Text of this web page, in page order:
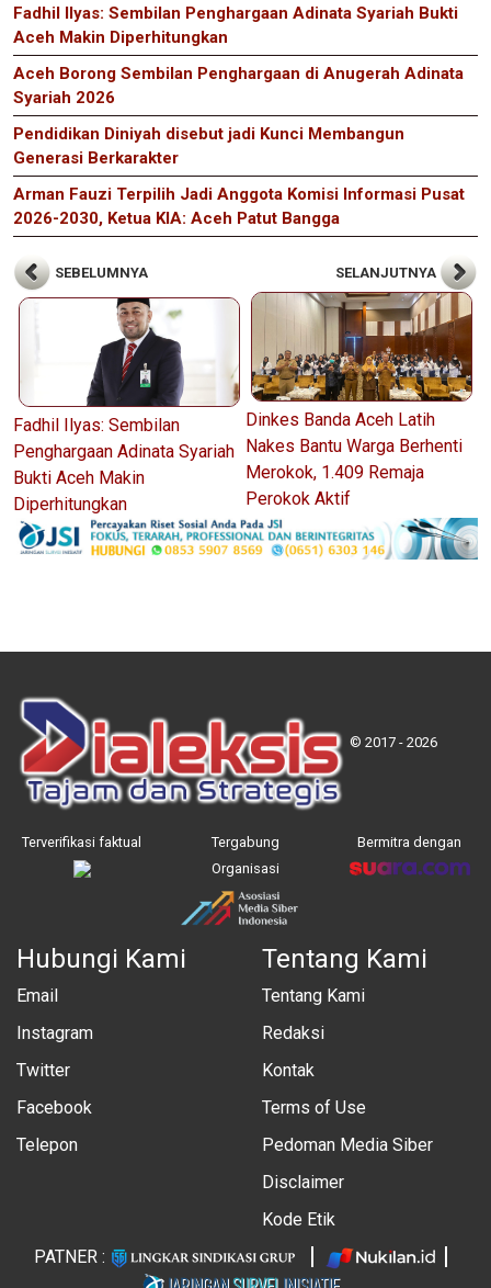
Fadhil Ilyas: Sembilan Penghargaan Adinata Syariah Bukti
Aceh Makin Diperhitungkan
Aceh Borong Sembilan Penghargaan di Anugerah Adinata
Syariah 2026
Pendidikan Diniyah disebut jadi Kunci Membangun
Generasi Berkarakter
Arman Fauzi Terpilih Jadi Anggota Komisi Informasi Pusat
2026-2030, Ketua KIA: Aceh Patut Bangga
SEBELUMNYA
Fadhil Ilyas: Sembilan
Penghargaan Adinata Syariah
Bukti Aceh Makin
Diperhitungkan
SELANJUTNYA
Dinkes Banda Aceh Latih
Nakes Bantu Warga Berhenti
Merokok, 1.409 Remaja
Perokok Aktif
© 2017 - 2026
Terverifikasi faktual
Tergabung
Organisasi
Bermitra dengan
Hubungi Kami
Email
Instagram
Twitter
Facebook
Telepon
Tentang Kami
Tentang Kami
Redaksi
Kontak
Terms of Use
Pedoman Media Siber
Disclaimer
Kode Etik
PATNER :